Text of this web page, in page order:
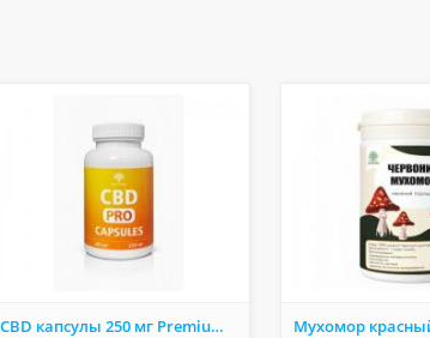
CBD капсулы 250 мг Premium 60 шт — натуральная поддержка нервной системы, снижение стресса и улучшен